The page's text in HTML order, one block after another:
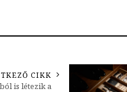
CIKK
is létezik a